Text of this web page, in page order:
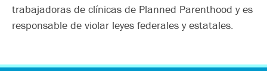
trabajadoras de clínicas de Planned Parenthood y es
responsable de violar leyes federales y estatales.